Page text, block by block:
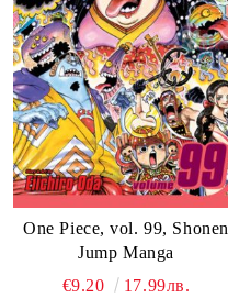
One Piece, vol. 99, Shonen
Jump Manga
€9.20
17.99лв.